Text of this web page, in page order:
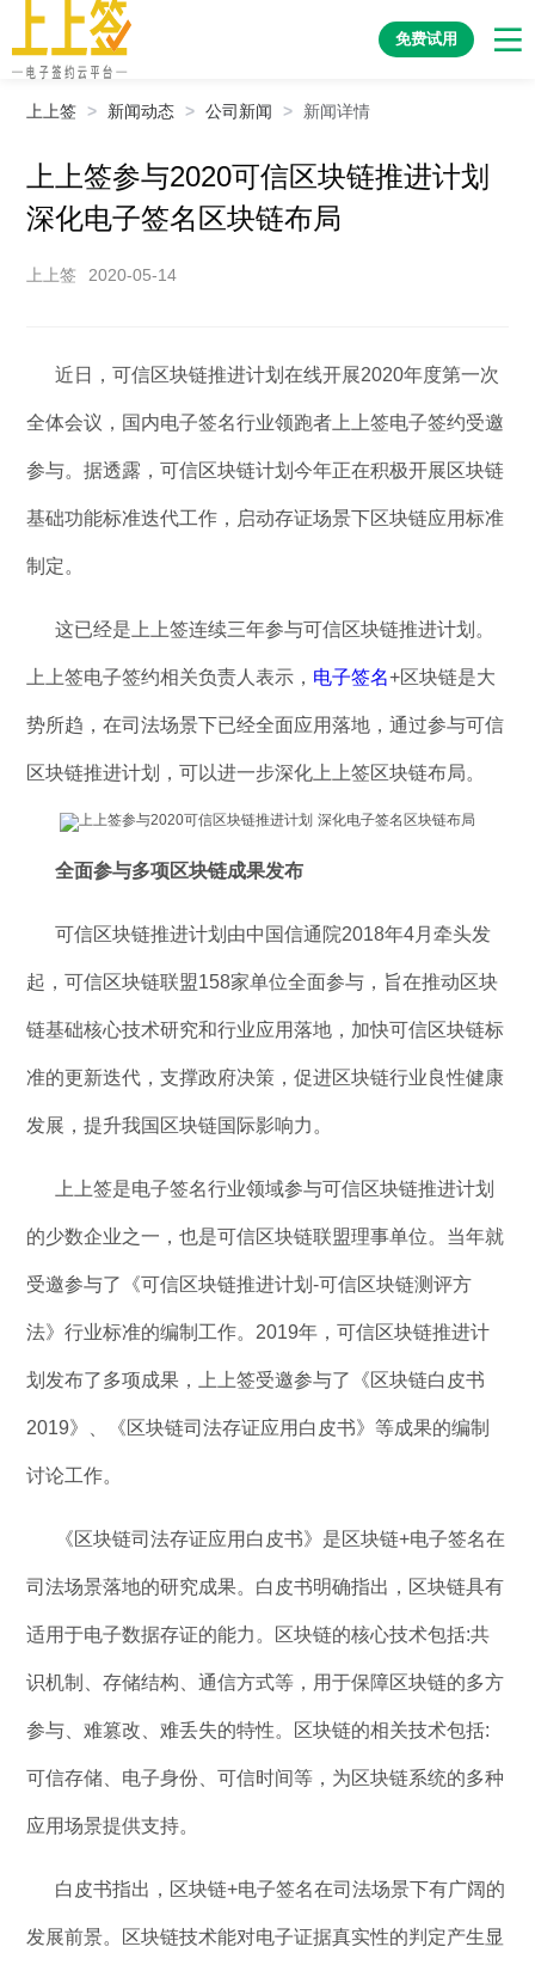
免费试用
上上签 > 新闻动态 > 公司新闻 > 新闻详情
上上签参与2020可信区块链推进计划
深化电子签名区块链布局
上上签 2020-05-14
近日，可信区块链推进计划在线开展2020年度第一次
全体会议，国内电子签名行业领跑者上上签电子签约受邀
参与。据透露，可信区块链计划今年正在积极开展区块链
基础功能标准迭代工作，启动存证场景下区块链应用标准
制定。
这已经是上上签连续三年参与可信区块链推进计划。
上上签电子签约相关负责人表示， 电子签名+区块链是大
势所趋，在司法场景下已经全面应用落地，通过参与可信
区块链推进计划，可以进一步深化上上签区块链布局。
全面参与多项区块链成果发布
可信区块链推进计划由中国信通院2018年4月牵头发
起，可信区块链联盟158家单位全面参与，旨在推动区块
链基础核心技术研究和行业应用落地，加快可信区块链标
准的更新迭代，支撑政府决策，促进区块链行业良性健康
发展，提升我国区块链国际影响力。
上上签是电子签名行业领域参与可信区块链推进计划
的少数企业之一，也是可信区块链联盟理事单位。当年就
受邀参与了《可信区块链推进计划-可信区块链测评方
法》行业标准的编制工作。2019年，可信区块链推进计
划发布了多项成果，上上签受邀参与了《区块链白皮书
2019》、《区块链司法存证应用白皮书》等成果的编制
讨论工作。
《区块链司法存证应用白皮书》是区块链+电子签名在
司法场景落地的研究成果。白皮书明确指出，区块链具有
适用于电子数据存证的能力。区块链的核心技术包括:共
识机制、存储结构、通信方式等，用于保障区块链的多方
参与、难篡改、难丢失的特性。区块链的相关技术包括:
可信存储、电子身份、可信时间等，为区块链系统的多种
应用场景提供支持。
白皮书指出，区块链+电子签名在司法场景下有广阔的
发展前景。区块链技术能对电子证据真实性的判定产生显